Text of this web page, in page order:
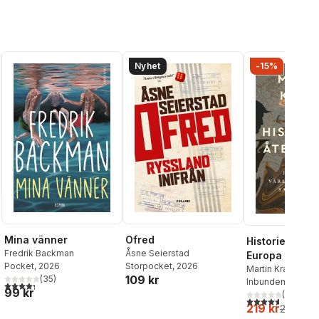
Mina vänner
Fredrik Backman
Pocket, 2026
4,3utav 5 stjärnor. Totalt antal röster:
(35)
99 kr
Nyhet
Ofred
Åsne Seierstad
Storpocket, 2026
109 kr
-15%
Historiens
Europa och
sammanbrott
Martin Kragh
Inbunden
4,6utav 5(
219 kr259 kr